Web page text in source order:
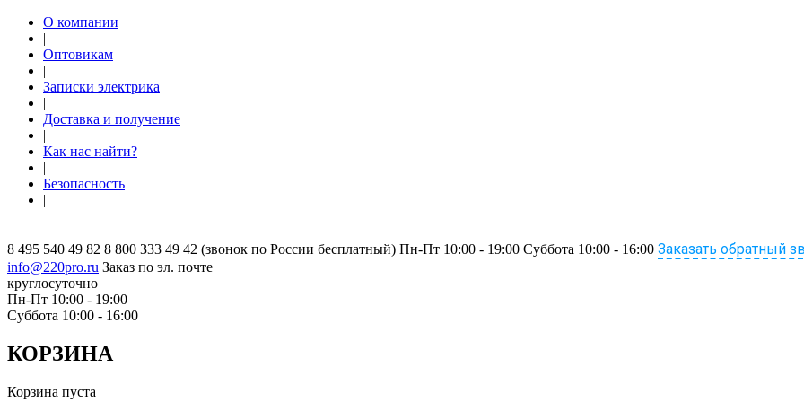
О компании
|
Оптовикам
|
Записки электрика
|
Доставка и получение
|
Как нас найти?
|
Безопасность
|
8 495 540 49 82 8 800 333 49 42 (звонок по России бесплатный) Пн-Пт 10:00 - 19:00 Суббота 10:00 - 16:00 Заказать обратный
info@220pro.ru Заказ по эл. почте
круглосуточно
Пн-Пт 10:00 - 19:00
Суббота 10:00 - 16:00
КОРЗИНА
Корзина пуста